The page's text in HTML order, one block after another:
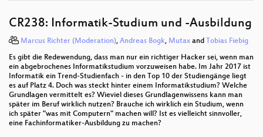
CR238: Informatik-Studium und -Ausbildung
Marcus Richter (Moderation), Andreas Bogk, Mutax and Tobias Fiebig
Es gibt die Redewendung, dass man nur ein richtiger Hacker sei, wenn man
ein abgebrochenes Informatikstudium vorzuweisen habe. Im Jahr 2017 ist
Informatik ein Trend-Studienfach - in den Top 10 der Studiengänge liegt
es auf Platz 4. Doch was steckt hinter einem Informatikstudium? Welche
Grundlagen vermittelt es? Wieviel dieses Grundlagenwissens kann man
später im Beruf wirklich nutzen? Brauche ich wirklich ein Studium, wenn
ich später "was mit Computern" machen will? Ist es vielleicht sinnvoller,
eine Fachinformatiker-Ausbildung zu machen?